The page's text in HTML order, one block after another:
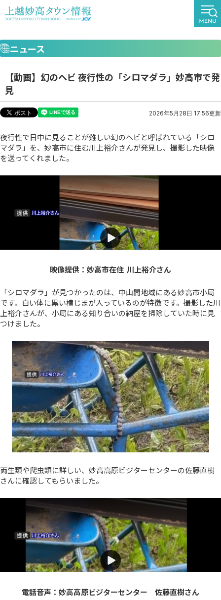
ニュース
【動画】幻のヘビ 夜行性の「シロマダラ」妙高市で発
見
2026年5月28日 17:56更新
夜行性で日中に見ることが難しい幻のヘビと呼ばれている「シロ
マダラ」を、妙高市に住む川上裕介さんが発見し、撮影した映像
を送ってくれました。
映像提供：妙高市在住 川上裕介さん
「シロマダラ」が見つかったのは、中山間地域にある妙高市小局
です。白い体に黒い横じまが入っているのが特徴です。撮影した川
上裕介さんが、小局にある知り合いの納屋を掃除していた時に見
つけました。
両生類や爬虫類に詳しい、妙高高原ビジターセンターの佐藤直樹
さんに確認してもらいました。
電話音声：妙高高原ビジターセンター 佐藤直樹さん